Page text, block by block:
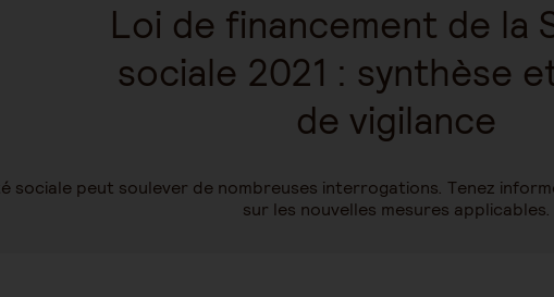
Loi de financement de la
sociale 2021 : synthèse
de vigilance
sociale peut soulever de nombreuses interrogations. Tenez
sur les nouvelles mesures applicables.